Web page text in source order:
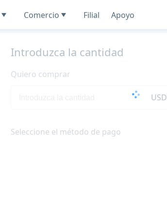
Comercio Filial Apoyo
Introduzca la cantidad
Quiero comprar
USD
Seleccione el método de pago